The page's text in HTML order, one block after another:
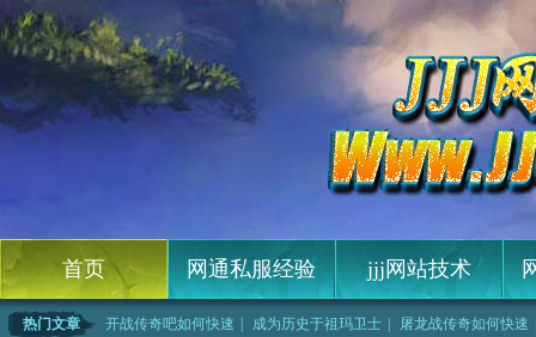
首页 网通私服经验 jjj网站技术
热门文章 开战传奇吧如何快速 成为历史于祖玛卫士 屠龙战传奇如何快速